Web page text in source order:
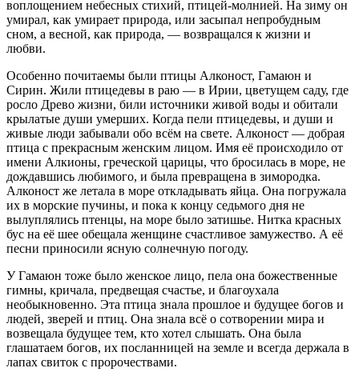
воплощением небесных стихий, птицей-молнией. На зиму он
умирал, как умирает природа, или засыпал непробудным
сном, а весной, как природа, — возвращался к жизни и
любви.
Особенно почитаемы были птицы Алконост, Гамаюн и
Сирин. Жили птицедевы в раю — в Ирии, цветущем саду, где
росло Древо жизни, били источники живой воды и обитали
крылатые души умерших. Когда пели птицедевы, и души и
живые люди забывали обо всём на свете. Алконост — добрая
птица с прекрасным женским лицом. Имя её происходило от
имени Алкионы, греческой царицы, что бросилась в море, не
дождавшись любимого, и была превращена в зимородка.
Алконост же летала в море откладывать яйца. Она погружала
их в морские пучины, и пока к концу седьмого дня не
вылуплялись птенцы, на море было затишье. Нитка красных
бус на её шее обещала женщине счастливое замужество. А её
песни приносили ясную солнечную погоду.
У Гамаюн тоже было женское лицо, пела она божественные
гимны, кричала, предвещая счастье, и благоухала
необыкновенно. Эта птица знала прошлое и будущее богов и
людей, зверей и птиц. Она знала всё о сотворении мира и
возвещала будущее тем, кто хотел слышать. Она была
глашатаем богов, их посланницей на земле и всегда держала в
лапах свиток с пророчествами.